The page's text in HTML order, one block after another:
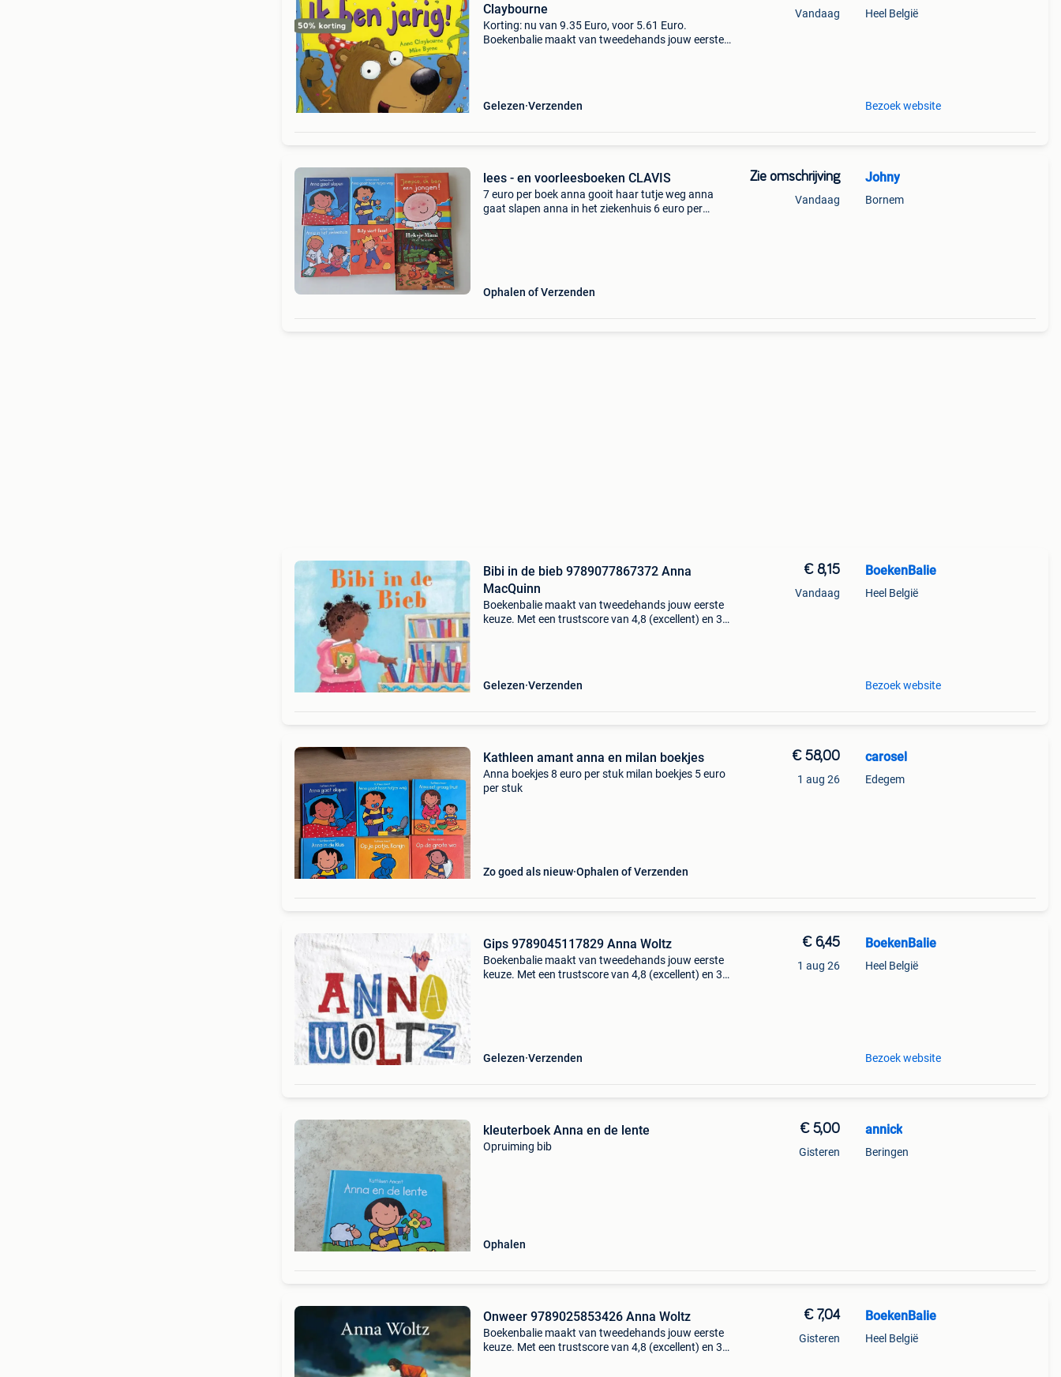
Claybourne
Korting: nu van 9.35 Euro, voor 5.61 Euro.
Boekenbalie maakt van tweedehands jouw eerste
Gelezen Verzenden
Vandaag Heel België
Bezoek website
lees - en voorleesboeken CLAVIS
7 euro per boek anna gooit haar tutje weg anna
gaat slapen anna in het ziekenhuis 6 euro per
Ophalen of Verzenden
Zie omschrijving
Vandaag
Johny
Bornem
Bibi in de bieb 9789077867372 Anna
MacQuinn
Boekenbalie maakt van tweedehands jouw eerste
keuze. Met een trustscore van 4,8 (excellent) en 30
Gelezen Verzenden
€ 8,15
Vandaag
BoekenBalie
Heel België
Bezoek website
Kathleen amant anna en milan boekjes
Anna boekjes 8 euro per stuk milan boekjes 5 euro
per stuk
Zo goed als nieuw Ophalen of Verzenden
€ 58,00
1 aug 26
carosel
Edegem
Gips 9789045117829 Anna Woltz
Boekenbalie maakt van tweedehands jouw eerste
keuze. Met een trustscore van 4,8 (excellent) en 30
Gelezen Verzenden
€ 6,45
1 aug 26
BoekenBalie
Heel België
Bezoek website
kleuterboek Anna en de lente
Opruiming bib
Ophalen
€ 5,00
Gisteren
annick
Beringen
Onweer 9789025853426 Anna Woltz
Boekenbalie maakt van tweedehands jouw eerste
keuze. Met een trustscore van 4,8 (excellent) en 30
€ 7,04
Gisteren
BoekenBalie
Heel België